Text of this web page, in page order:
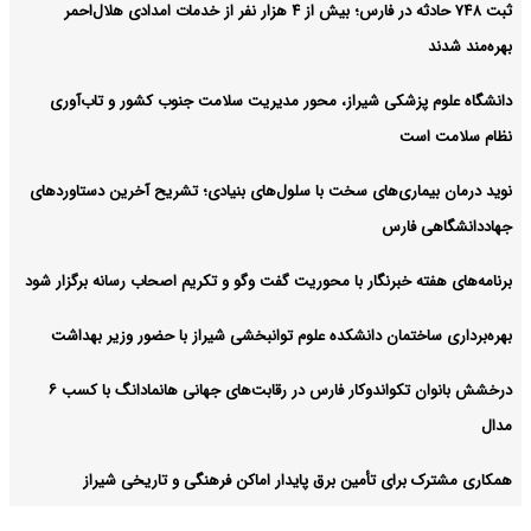
ثبت ۷۴۸ حادثه در فارس؛ بیش از ۴ هزار نفر از خدمات امدادی هلال‌احمر
بهره‌مند شدند
دانشگاه علوم پزشکی شیراز، محور مدیریت سلامت جنوب کشور و تاب‌آوری
نظام سلامت است
نوید درمان بیماری‌های سخت با سلول‌های بنیادی؛ تشریح آخرین دستاوردهای
جهاددانشگاهی فارس
برنامه‌های هفته خبرنگار با محوریت گفت وگو و تکریم اصحاب رسانه برگزار شود
بهره‌برداری ساختمان دانشکده علوم توانبخشی شیراز با حضور وزیر بهداشت
درخشش بانوان تکواندوکار فارس در رقابت‌های جهانی هانمادانگ‌ با کسب ۶
مدال
همکاری مشترک برای تأمین برق پایدار اماکن فرهنگی و تاریخی شیراز